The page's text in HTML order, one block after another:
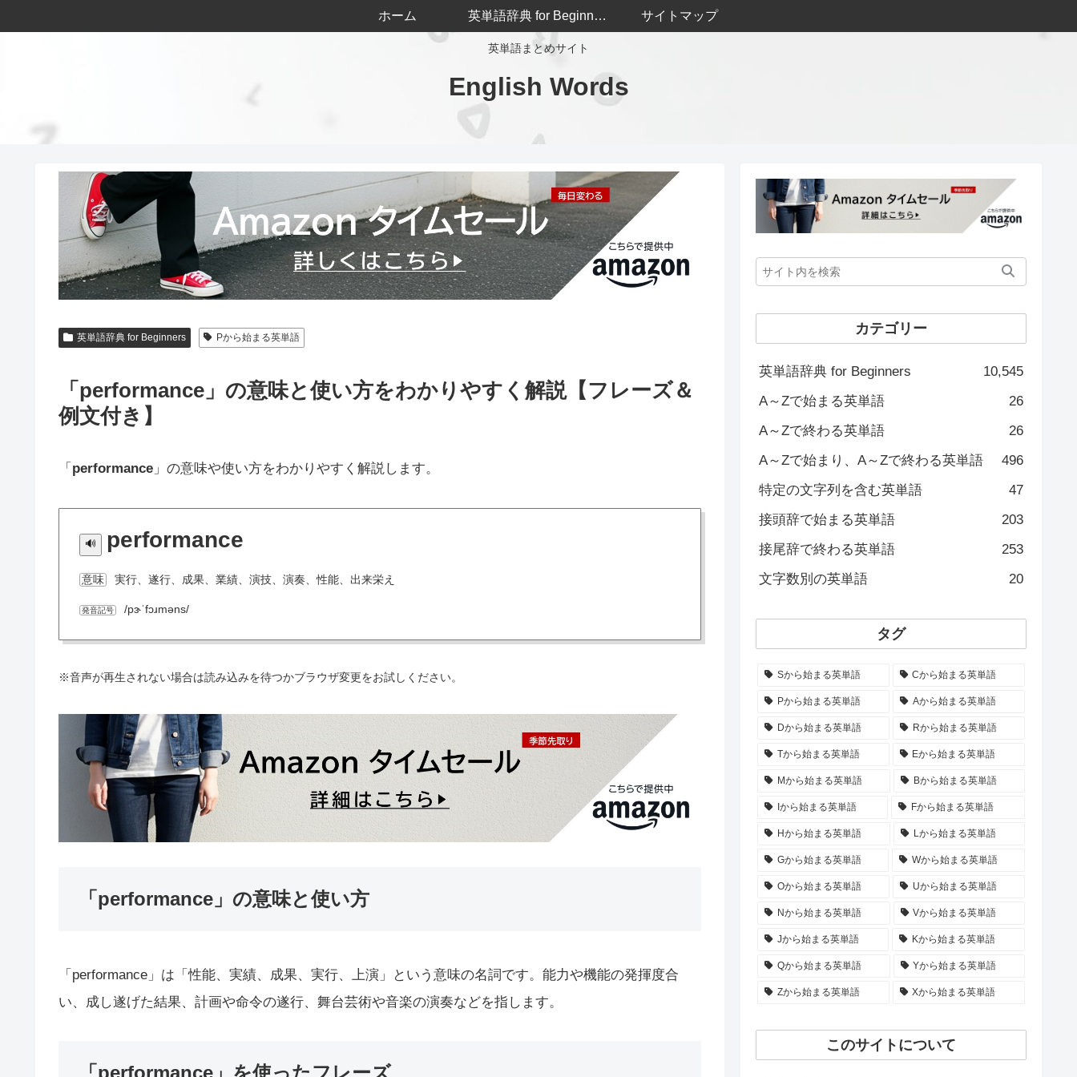
英単語まとめサイト
English Words
ホーム 英単語辞典 for Beginners サイトマップ
英単語辞典 for Beginners Pから始まる英単語
「performance」の意味と使い方をわかりやすく解説【フレーズ＆
例文付き】
「 performance 」の意味や使い方をわかりやすく解説します。
performance
意味 実行、遂行、成果、業績、演技、演奏、性能、出来栄え
発音記号 /pɝˈfɔɹməns/
※音声が再生されない場合は読み込みを待つかブラウザ変更をお試しください。
「performance」の意味と使い方
「performance」は「性能、実績、成果、実行、上演」という意味の名詞です。能力や機能の発揮度合
い、成し遂げた結果、計画や命令の遂行、舞台芸術や音楽の演奏などを指します。
「performance」を使ったフレーズ
カテゴリー
英単語辞典 for Beginners
10,545
A～Zで始まる英単語
26
A～Zで終わる英単語
26
A～Zで始まり、A～Zで終わる英単語
496
特定の文字列を含む英単語
47
接頭辞で始まる英単語
203
接尾辞で終わる英単語
253
文字数別の英単語
20
タグ
Sから始まる英単語 Cから始まる英単語
Pから始まる英単語 Aから始まる英単語
Dから始まる英単語 Rから始まる英単語
Tから始まる英単語 Eから始まる英単語
Mから始まる英単語 Bから始まる英単語
Iから始まる英単語 Fから始まる英単語
Hから始まる英単語 Lから始まる英単語
Gから始まる英単語 Wから始まる英単語
Oから始まる英単語 Uから始まる英単語
Nから始まる英単語 Vから始まる英単語
Jから始まる英単語 Kから始まる英単語
Qから始まる英単語 Yから始まる英単語
Zから始まる英単語 Xから始まる英単語
このサイトについて